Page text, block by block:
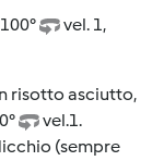
vel. 1,
risotto asciutto,
vel.1.
(sempre